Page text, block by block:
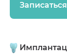
Записаться